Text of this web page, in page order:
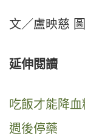
文／盧映慈
延伸閱讀
吃飯才能降
週後停藥